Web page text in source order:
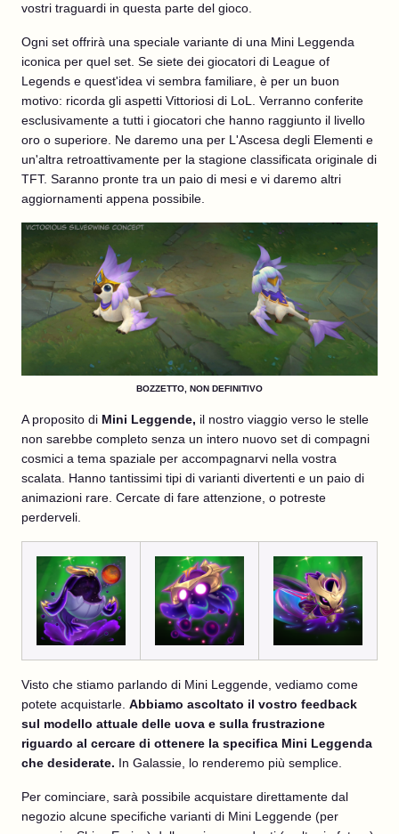
vostri traguardi in questa parte del gioco.
Ogni set offrirà una speciale variante di una Mini Leggenda
iconica per quel set. Se siete dei giocatori di League of
Legends e quest'idea vi sembra familiare, è per un buon
motivo: ricorda gli aspetti Vittoriosi di LoL. Verranno conferite
esclusivamente a tutti i giocatori che hanno raggiunto il livello
oro o superiore. Ne daremo una per L'Ascesa degli Elementi e
un'altra retroattivamente per la stagione classificata originale di
TFT. Saranno pronte tra un paio di mesi e vi daremo altri
aggiornamenti appena possibile.
BOZZETTO, NON DEFINITIVO
A proposito di Mini Leggende, il nostro viaggio verso le stelle
non sarebbe completo senza un intero nuovo set di compagni
cosmici a tema spaziale per accompagnarvi nella vostra
scalata. Hanno tantissimi tipi di varianti divertenti e un paio di
animazioni rare. Cercate di fare attenzione, o potreste
perderveli.
Visto che stiamo parlando di Mini Leggende, vediamo come
potete acquistarle. Abbiamo ascoltato il vostro feedback
sul modello attuale delle uova e sulla frustrazione
riguardo al cercare di ottenere la specifica Mini Leggenda
che desiderate. In Galassie, lo renderemo più semplice.
Per cominciare, sarà possibile acquistare direttamente dal
negozio alcune specifiche varianti di Mini Leggende (per